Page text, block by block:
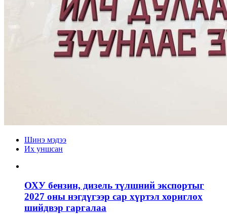
Шинэ мэдээ
Их уншсан
ОХУ бензин, дизель түлшний экспортыг
2027 оны нэгдүгээр сар хүртэл хориглох
шийдвэр гаргалаа